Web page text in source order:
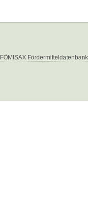
FÖMISAX Fördermitteldatenbank